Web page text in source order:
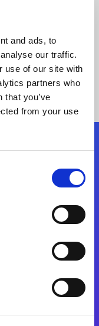
and ads, to
our traffic.
use of our site with
partners who
that you’ve
from your use